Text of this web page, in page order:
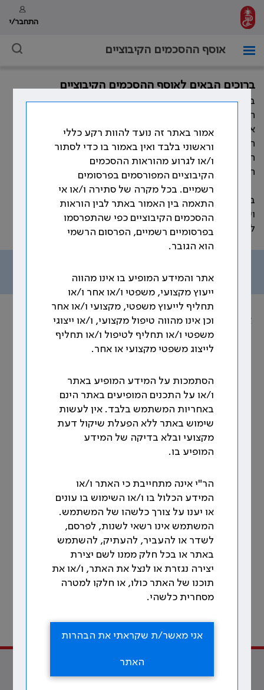
התחבר/י
אוסף ההסכמים הקיבוציים
ברוכים הבאים לאוסף ההסכמים הקיבוציים
במהלך השנים חתמה ההסתדרות הרפואית בישראל, מול
המעסיקים השונים, על הסכמים קיבוציים רבים המסדירים
את תנאי העבודה וזכויות הרופאים. כמו כן, התווספו במהלך
השנים פסקי בוררות, נספחים להסכמים קיבוציים, נהלים,
חוזרים ומכתבים אשר קובעים את תנאי העבודה וזכויות
הרופאים.
באתר זה ריכזנו את עיקר ההוראות ההסכמיות, שהוסדרו
ועוגנו בהסכמים הקיבוצים שנחתמו לאורך השנים, בהתאם
לנושאים שמפורטים בתפריט האתר.
אוסף הסכמים הקיבוציים
נושא: נספח א' לפרקים א'–יז': תעריפים
וסעיף 10 לנספח ההשלמה להסכם מיום
20.7.94)
רופאות להן ילד עד גיל 5
83.23 ₪ (לכל ילד עם הצגת
* כל הסכומים נכונים לתאריך 1.1.2003.
מתוך 213 עמודים
אמור באתר זה נועד להוות רקע כללי
וראשוני בלבד ואין באמור בו כדי לסתור
ו/או לגרוע מהוראות ההסכמים
הקיבוציים המפורסמים בפרסומים
רשמיים. בכל מקרה של סתירה ו/או אי
התאמה בין האמור באתר לבין הוראות
ההסכמים הקיבוציים כפי שהתפרסמו
בפרסומיים רשמיים, הפרסום הרשמי
הוא הגובר.
אתר והמידע המופיע בו אינו מהווה
ייעוץ מקצועי, משפטי ו/או אחר ו/או
תחליף לייעוץ משפטי, מקצועי ו/או אחר
וכן אינו מהווה טיפול מקצועי, ו/או ייצוגי
משפטי ו/או תחליף לטיפול ו/או תחליף
לייצוג משפטי מקצועי או אחר.
הסתמכות על המידע המופיע באתר
ו/או על התכנים המופיעים באתר הינם
באחריות המשתמש בלבד. אין לעשות
שימוש באתר ללא הפעלת שיקול דעת
מקצועי ובלא בדיקה של המידע
המופיע בו.
הר"י אינה מתחייבת כי האתר ו/או
המידע הכלול בו ו/או השימוש בו עונים
או יענו על צורך כלשהו של המשתמש.
המשתמש אינו רשאי לשנות, לפרסם,
לשדר או להעביר, להעתיק, להשתמש
באתר או בכל חלק ממנו לשם יצירת
יצירה נגזרת או לנצל את האתר, ו/או את
תוכנו של האתר כולו, או חלקו למטרה
מסחרית כלשהי.
אני מאשר/ת שקראתי את הבהרות
האתר
למען הרופאות והרופאים ולטובת